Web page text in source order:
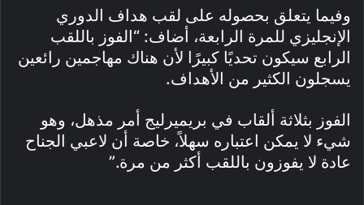
وفيما يتعلق بحصوله على لقب هداف الدوري
الإنجليزي للمرة الرابعة، أضاف: “الفوز باللقب
الرابع سيكون تحديًا كبيرًا لأن هناك مهاجمين رائعين
يسجلون الكثير من الأهداف.
الفوز بثلاثة ألقاب في بريميرليج أمر مذهل، وهو
شيء لا يمكن اعتباره سهلاً، خاصة أن لاعبي الجناح
عادة لا يفوزون باللقب أكثر من مرة.”